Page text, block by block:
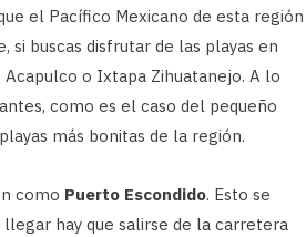
el Pacífico Mexicano de esta región
si buscas disfrutar de las playas en
o Ixtapa Zihuatanejo. A lo
como es el caso del pequeño
más bonitas de la región.
como Puerto Escondido. Esto se
hay que salirse de la carretera